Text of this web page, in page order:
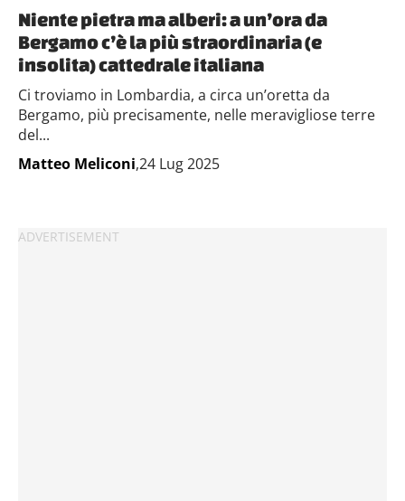
pubblicità e social media, i quali potrebbero combinarle
con altre informazioni che hai fornito loro o che hanno
raccolto dal tuo utilizzo dei loro servizi.
Niente pietra ma alberi: a un’ora da
Bergamo c’è la più straordinaria (e
insolita) cattedrale italiana
Ci troviamo in Lombardia, a circa un’oretta da
Bergamo, più precisamente, nelle meravigliose terre
del...
Matteo Meliconi,24 Lug 2025